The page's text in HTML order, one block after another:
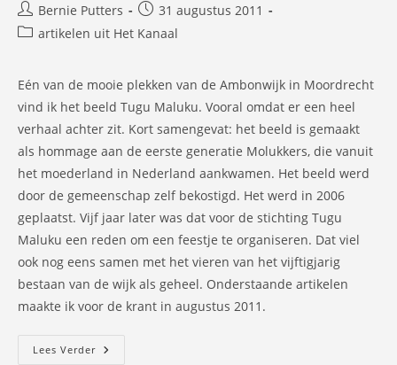
Bericht
auteur:
Bernie Putters
Bericht
gepubliceerd
31 augustus 2011
Berichtcategorie:
artikelen uit Het Kanaal
Eén van de mooie plekken van de Ambonwijk in Moordrecht
vind ik het beeld Tugu Maluku. Vooral omdat er een heel
verhaal achter zit. Kort samengevat: het beeld is gemaakt
als hommage aan de eerste generatie Molukkers, die vanuit
het moederland in Nederland aankwamen. Het beeld werd
door de gemeenschap zelf bekostigd. Het werd in 2006
geplaatst. Vijf jaar later was dat voor de stichting Tugu
Maluku een reden om een feestje te organiseren. Dat viel
ook nog eens samen met het vieren van het vijftigjarig
bestaan van de wijk als geheel. Onderstaande artikelen
maakte ik voor de krant in augustus 2011.
Lees VerderMolukkers